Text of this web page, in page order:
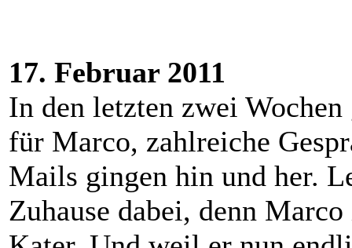
17. Februar 2011
In den letzten zwei
für Marco, zahlreiche
Mails gingen hin und her.
Zuhause dabei, denn